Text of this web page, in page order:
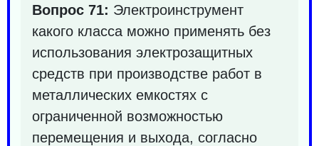
Вопрос 71: Электроинструмент
какого класса можно применять без
использования электрозащитных
средств при производстве работ в
металлических емкостях с
ограниченной возможностью
перемещения и выхода, согласно